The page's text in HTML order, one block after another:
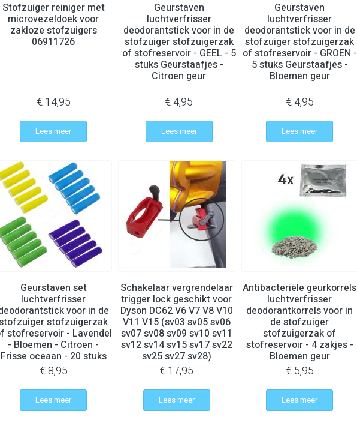
Stofzuiger reiniger met
microvezeldoek voor
zakloze stofzuigers
06911726
€ 14,95
Lees meer
Geurstaven
luchtverfrisser
deodorantstick voor in de
stofzuiger stofzuigerzak
of stofreservoir - GEEL - 5
stuks Geurstaafjes -
Citroen geur
€ 4,95
Lees meer
Geurstaven
luchtverfrisser
deodorantstick voor in de
stofzuiger stofzuigerzak
of stofreservoir - GROEN -
5 stuks Geurstaafjes -
Bloemen geur
€ 4,95
Lees meer
Geurstaven set
luchtverfrisser
voor in de
stofzuigerzak
stofreservoir - Lavendel
- Bloemen - Citroen -
Frisse oceaan - 20 stuks
€ 8,95
Lees meer
Schakelaar vergrendelaar
trigger lock geschikt voor
Dyson DC62 V6 V7 V8 V10
V11 V15 (sv03 sv05 sv06
sv07 sv08 sv09 sv10 sv11
sv12 sv14 sv15 sv17 sv22
sv25 sv27 sv28)
€ 17,95
Lees meer
Antibacteriële geurkorrels
luchtverfrisser
deodorantkorrels voor in
de stofzuiger
stofzuigerzak of
stofreservoir - 4 zakjes -
Bloemen geur
€ 5,95
Lees meer